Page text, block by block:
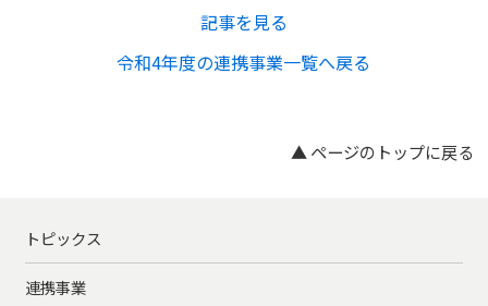
記事を見る
令和4年度の連携事業一覧へ戻る
▲ ページのトップに戻る
トピックス
連携事業